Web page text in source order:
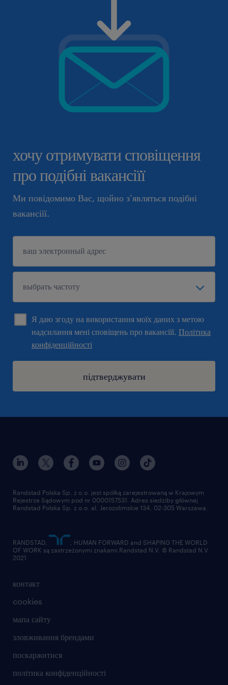
хочу отримувати сповіщення
про подібні вакансіїї
Ми повідомимо Вас, щойно з’являться подібні
вакансіїї.
Я даю згоду на використання моїх даних з метою
надсилання мені сповіщень про вакансіїї. Політика
конфіденційності
підтверджувати
контакт
cookies
мапа сайту
зловживання брендами
поскаржитися
політика конфіденційності
Randstad Polska Sp. z o.o. jest spółką zarejestrowaną w Krajowym
Rejestrze Sądowym pod nr 0000157531. Adres siedziby głównej
Randstad Polska Sp. z o.o. al. Jerozolimskie 134, 02-305 Warszawa.
RANDSTAD,
, HUMAN FORWARD and SHAPING THE WORLD
OF WORK są zastrzeżonymi znakami Randstad N.V. © Randstad N.V
2021